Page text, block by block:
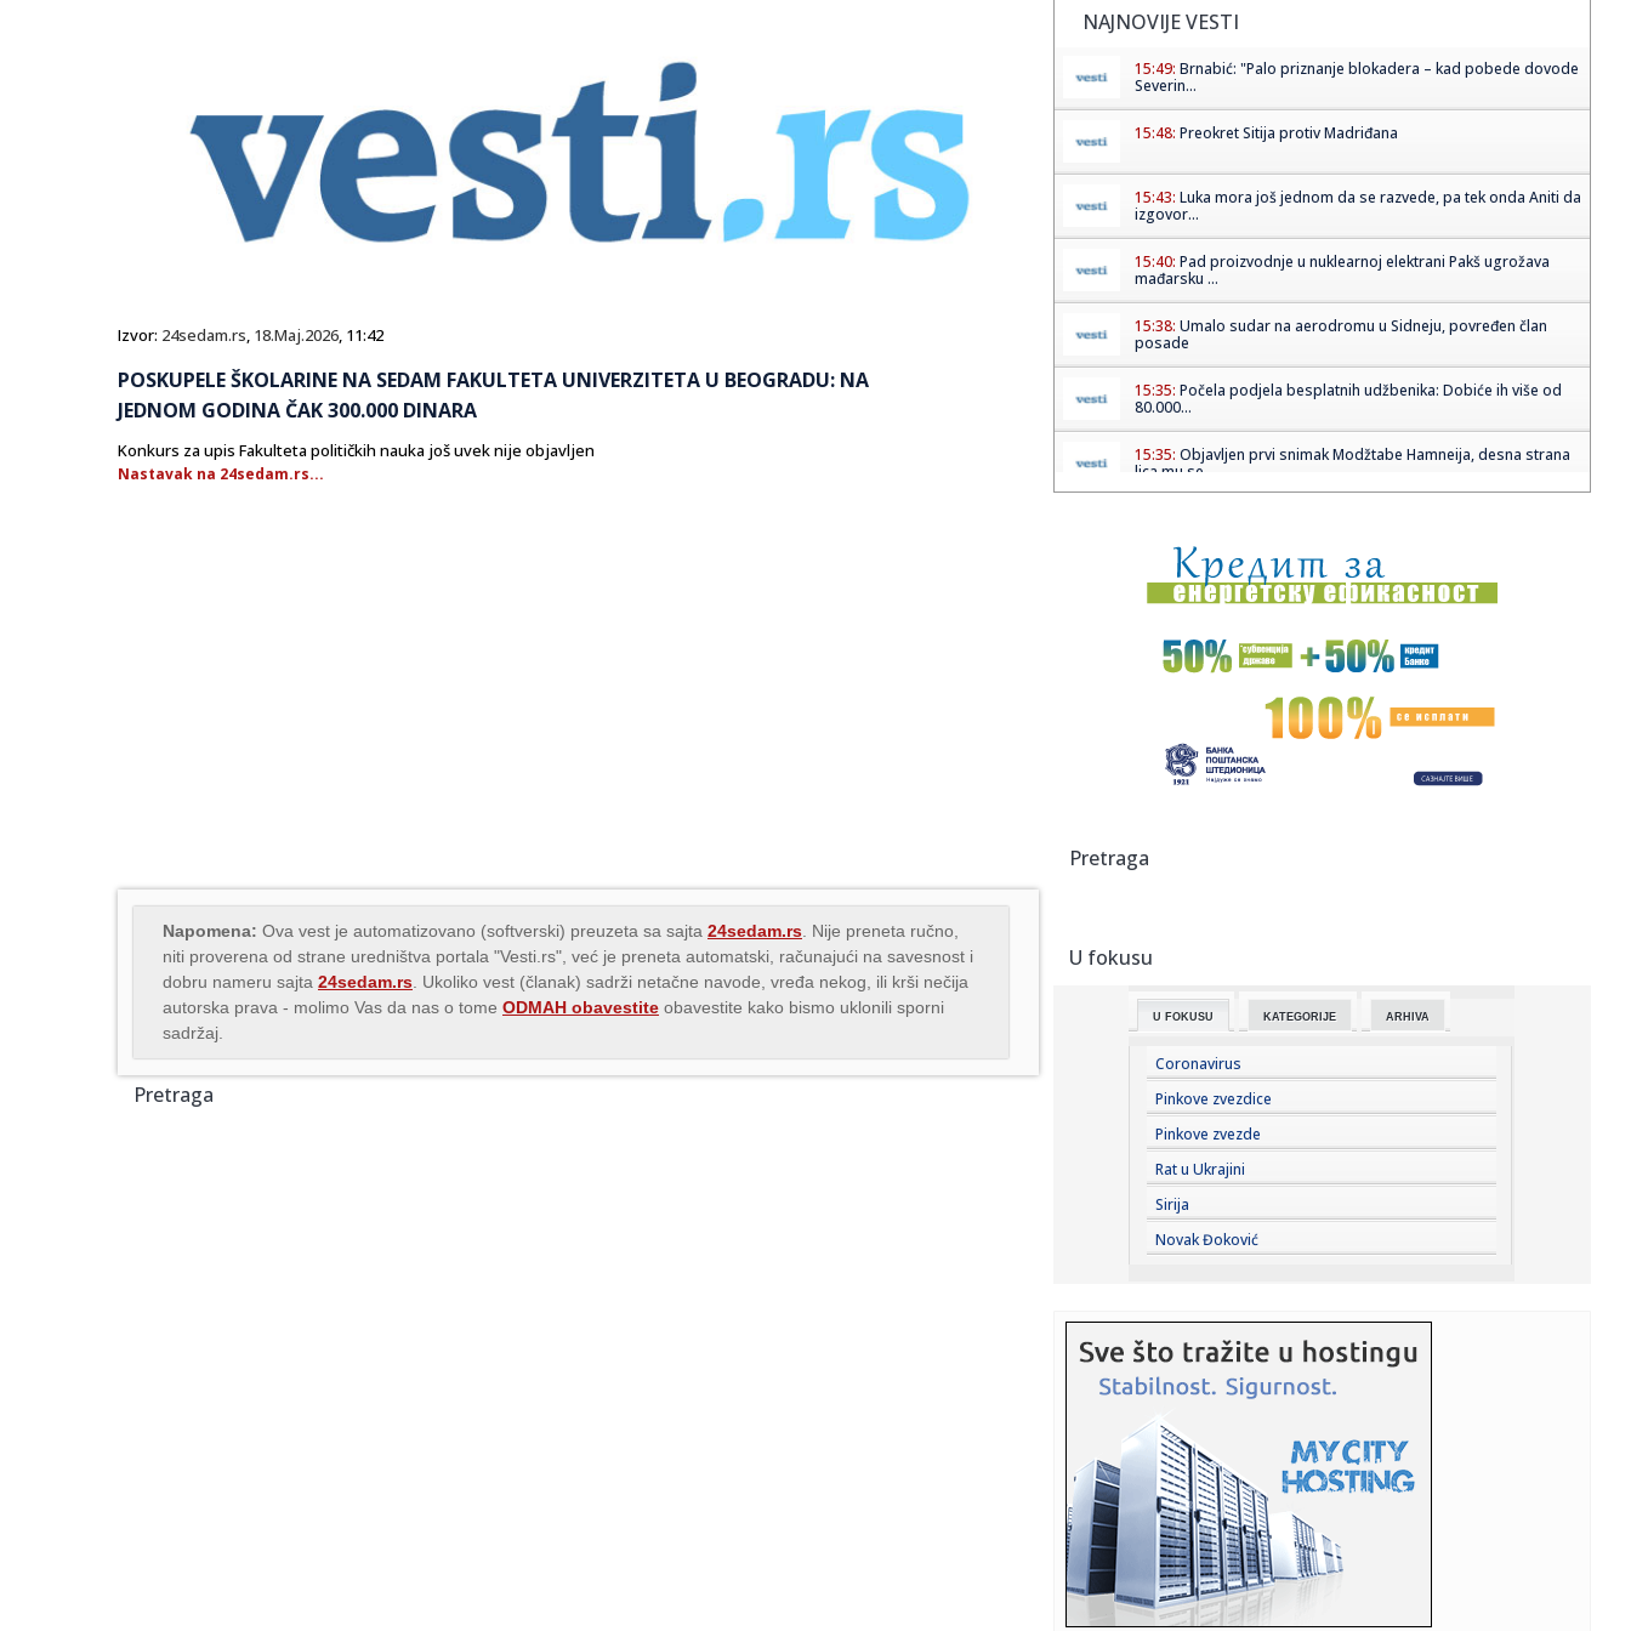
Izvor: 24sedam.rs, 18.Maj.2026, 11:42
POSKUPELE ŠKOLARINE NA SEDAM FAKULTETA UNIVERZITETA U BEOGRADU: NA
JEDNOM GODINA ČAK 300.000 DINARA
Konkurs za upis Fakulteta političkih nauka još uvek nije objavljen
Nastavak na 24sedam.rs...
Napomena: Ova vest je automatizovano (softverski) preuzeta sa sajta 24sedam.rs . Nije preneta ručno,
niti proverena od strane uredništva portala "Vesti.rs", već je preneta automatski, računajući na savesnost i
dobru nameru sajta 24sedam.rs . Ukoliko vest (članak) sadrži netačne navode, vređa nekog, ili krši nečija
autorska prava - molimo Vas da nas o tome ODMAH obavestite obavestite kako bismo uklonili sporni
sadržaj.
Pretraga
NAJNOVIJE VESTI
15:49: Brnabić: "Palo priznanje blokadera – kad pobede dovode
Severin...
15:48: Preokret Sitija protiv Madriđana
15:43: Luka mora još jednom da se razvede, pa tek onda Aniti da
izgovor...
15:40: Pad proizvodnje u nuklearnoj elektrani Pakš ugrožava
mađarsku ...
15:38: Umalo sudar na aerodromu u Sidneju, povređen član
posade
15:35: Počela podjela besplatnih udžbenika: Dobiće ih više od
80.000...
15:35: Objavljen prvi snimak Modžtabe Hamneija, desna strana
lica mu se...
15:35:Bor pao na kupače na plaži u Hrvatskoj, povrijeđeno dvoje
odra...
15:35:Papa pozvao na prekid sukoba: U Ukrajini i Rusiji stradaju
nevini...
Srbija, Slovenija i Sjeverna Makedonija kandidati za EP
15:35:Derventski "Unis" najveći poreski dužnik
15:35:
15:35:
Volite WhatsApp stikere? ChatGPT bi uskoro mogao
15:35:Kako ukloniti smeđe mrlje od kafe i čaja sa šolja
15:35:BiH ponovo na udaru vrućina: Do 40 stepeni i nastavak
suše
15:35:Nekadašnji jugoslovenski gigant seli se iz Zagreba:
Proizvodnja ...
15:35: ZONA party ove godine posvećen glumicama, majkama i
svim ženama
15:35:
za...
15:35:Srbija kandidat za domaćina Evropskog prvenstva!
15:30:Đedović: Navodi o otvaranju 5. rudnika kod Zajčara širenje
pa...
15:29:Vlahović na pragu Bešiktaša! Otkriveni detalji ugovora,
Pretraga
U fokusu
U FOKUSU KATEGORIJE ARHIVA
Coronavirus
Pinkove zvezdice
Pinkove zvezde
Rat u Ukrajini
Sirija
Novak Đoković